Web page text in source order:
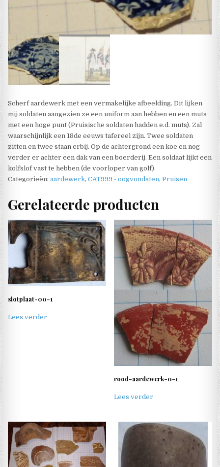
Scherf aardewerk met een vermakelijke afbeelding. Dit lijken
mij soldaten aangezien ze een uniform aan hebben en een muts
met een hoge punt (Pruisische soldaten hadden e.d. muts). Zal
waarschijnlijk een 18de eeuws tafereel zijn. Twee soldaten
zitten en twee staan erbij. Op de achtergrond een koe en nog
verder er achter een dak van een boerderij. Een soldaat lijkt een
kolfslof vast te hebben (de voorloper van golf).
Categorieën:aardewerk,CAT999 - oogvondsten,Pruisen
Gerelateerde producten
slotplaat-00-1
Lees verder
rood-aardewerk-0-1
Lees verder